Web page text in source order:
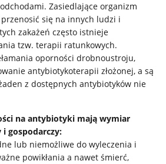
Zasiedlające organizm
się na innych ludzi i
zakażeń często istnieje
tzw. terapii ratunkowych.
oporności drobnoustroju,
antybiotykoterapii złożonej, a są
z dostępnych antybiotyków nie
na antybiotyki mają wymiar
i gospodarczy:
lub niemożliwe do wyleczenia i
powikłania a nawet śmierć,